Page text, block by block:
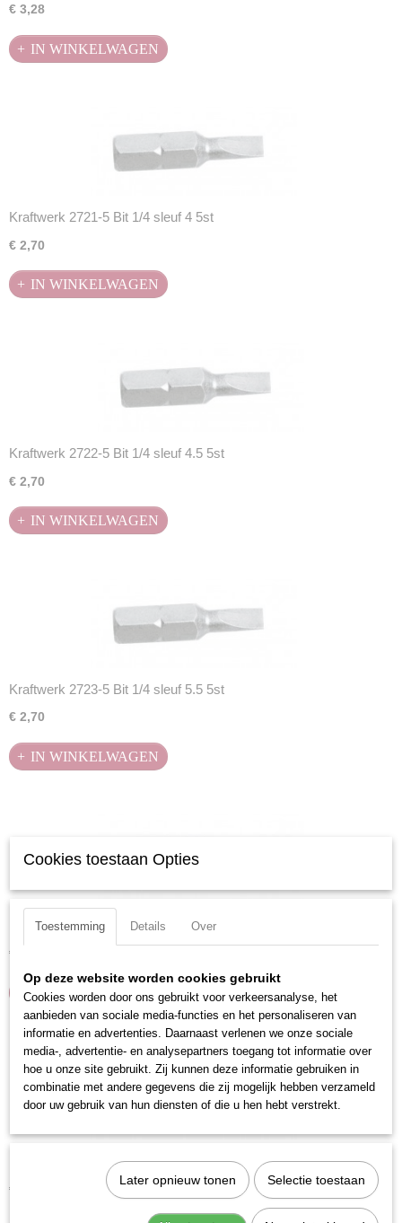
€ 3,28
IN WINKELWAGEN
Kraftwerk 2721-5 Bit 1/4 sleuf 4 5st
€ 2,70
IN WINKELWAGEN
Kraftwerk 2722-5 Bit 1/4 sleuf 4.5 5st
€ 2,70
IN WINKELWAGEN
Kraftwerk 2723-5 Bit 1/4 sleuf 5.5 5st
€ 2,70
IN WINKELWAGEN
Kraftwerk 2724-5 Bit 1/4 sleuf 6 5st
€ 2,70
IN WINKELWAGEN
Kraftwerk 2725-5 Bit 1/4 sleuf 6.5 5st
€ 2,70
Cookies toestaan Opties
Toestemming Details Over
Op deze website worden cookies gebruikt
Cookies worden door ons gebruikt voor verkeersanalyse, het
aanbieden van sociale media-functies en het personaliseren van
informatie en advertenties. Daarnaast verlenen we onze sociale
media-, advertentie- en analysepartners toegang tot informatie over
hoe u onze site gebruikt. Zij kunnen deze informatie gebruiken in
combinatie met andere gegevens die zij mogelijk hebben verzameld
door uw gebruik van hun diensten of die u hen hebt verstrekt.
Later opnieuw tonen Selectie toestaan